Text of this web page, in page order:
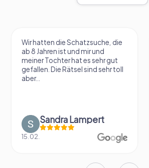
Wir hatten die Schatzsuche, die
ab 8 Jahren ist und mir und
meiner Tochter hat es sehr gut
gefallen. Die Rätsel sind sehr toll
aber...
Sandra Lampert
15.02.